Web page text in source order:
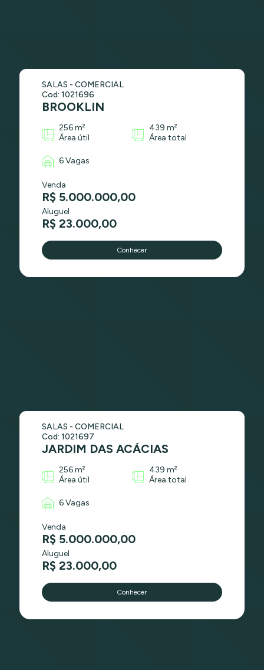
SALAS - COMERCIAL
Cod: 1021696
BROOKLIN
256 m²
Área útil
439 m²
Área total
6 Vagas
Venda
R$ 5.000.000,00
Aluguel
R$ 23.000,00
Conhecer
SALAS - COMERCIAL
Cod: 1021697
JARDIM DAS ACÁCIAS
256 m²
Área útil
439 m²
Área total
6 Vagas
Venda
R$ 5.000.000,00
Aluguel
R$ 23.000,00
Conhecer